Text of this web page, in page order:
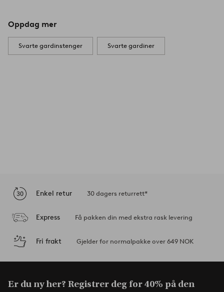
Oppdag mer
Svarte gardinstenger Svarte gardiner
Enkel retur 30 dagers returrett*
Express Få pakken din med ekstra rask levering
Fri frakt Gjelder for normalpakke over 649 NOK
Er du ny her? Registrer deg for 40% på den